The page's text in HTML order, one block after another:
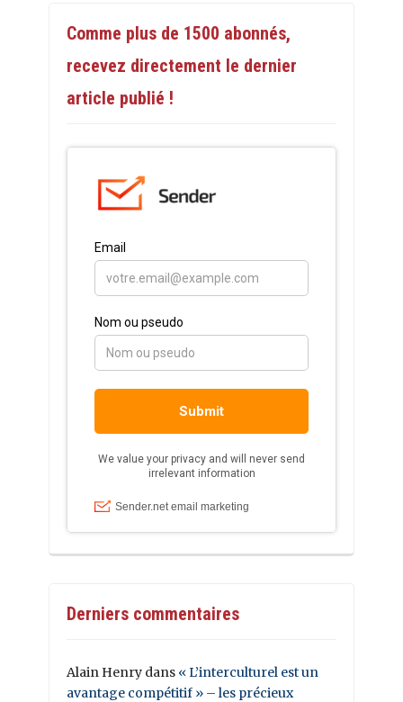
Comme plus de 1500 abonnés,
recevez directement le dernier
article publié !
Derniers commentaires
Alain Henry dans « L’interculturel est un
avantage compétitif » – les précieux